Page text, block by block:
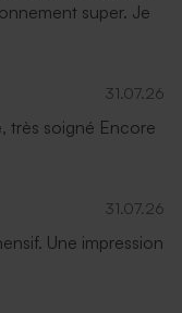
super. Je
31.07.26
très soigné Encore
31.07.26
Une impression